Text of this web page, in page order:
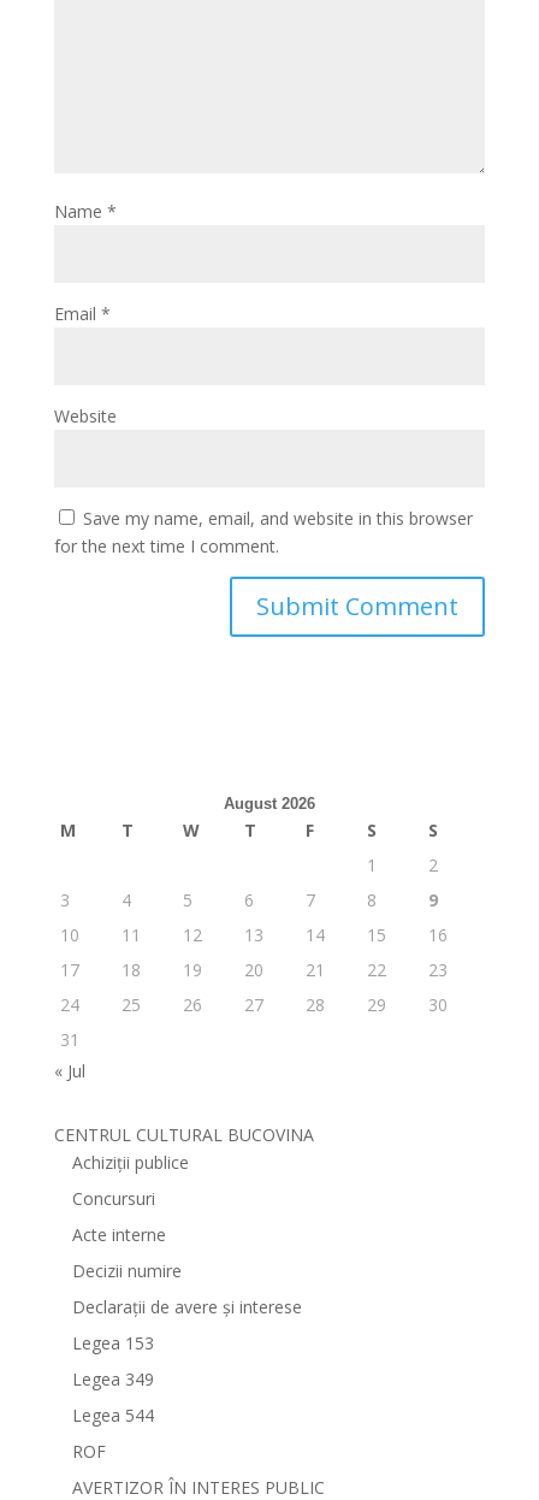
Name *
Email *
Website
Save my name, email, and website in this browser
for the next time I comment.
August 2026
M T W T F S
S
1
2
3
4 5 6 7 8
9
10
11 12 13 14 15
16
17
18 19 20 21 22
23
24
25 26 27 28 29
30
31
« Jul
CENTRUL CULTURAL BUCOVINA
Achiziții publice
Concursuri
Acte interne
Decizii numire
Declarații de avere și interese
Legea 153
Legea 349
Legea 544
ROF
AVERTIZOR ÎN INTERES PUBLIC